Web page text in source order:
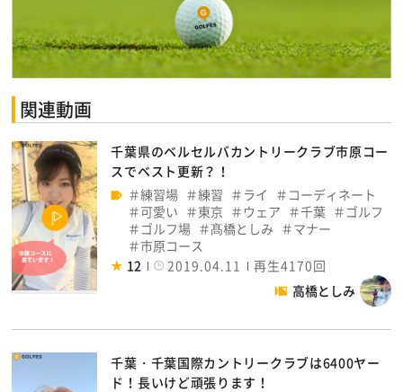
関連動画
千葉県のベルセルバカントリークラブ市原コー
スでベスト更新？！
練習場
練習 ライ
コーディネート
可愛い
東京 ウェア 千葉
ゴルフ
ゴルフ場
髙橋としみ
マナー
市原コース
12
2019.04.11
再生4170回
高橋としみ
千葉・千葉国際カントリークラブは6400ヤー
ド！長いけど頑張ります！